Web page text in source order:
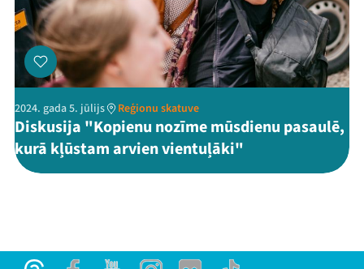
2024. gada 5. jūlijs Reģionu skatuve
Diskusija "Kopienu nozīme mūsdienu pasaulē,
kurā kļūstam arvien vientuļāki"